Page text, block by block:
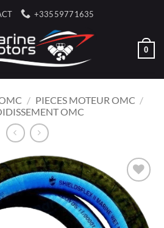
+33559771635
0
/ PIECES MOTEUR OMC /
OMC
AJOUTER
À LA
LISTE